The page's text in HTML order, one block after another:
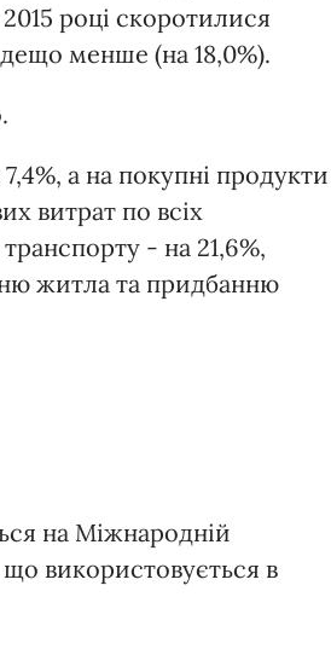
році скоротилися
менше (на 18,0%).
а на покупні продукти
витрат по всіх
- на 21,6%,
житла та придбанню
на Міжнародній
що використовується в